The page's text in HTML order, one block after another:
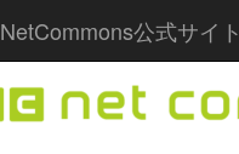
NetCommons公式サイト